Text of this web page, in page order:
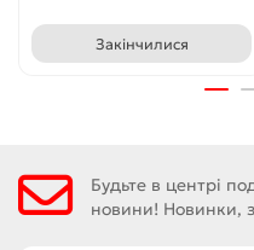
Закінчилися
Будьте в центрі
новини! Новинки,